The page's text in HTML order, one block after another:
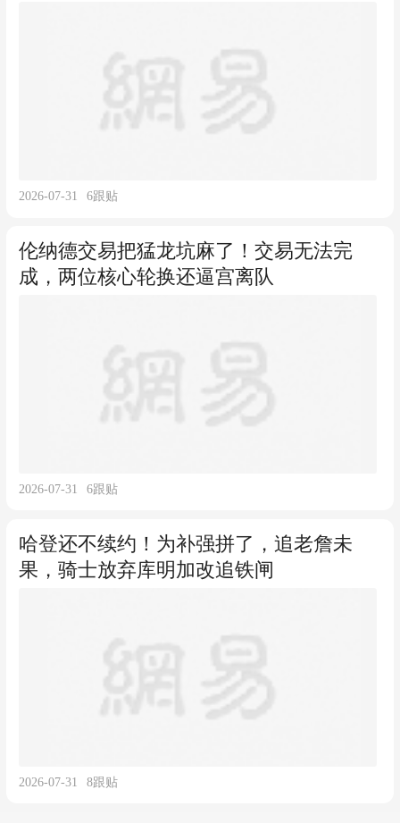
2026-07-31 6跟贴
伦纳德交易把猛龙坑麻了！交易无法完
成，两位核心轮换还逼宫离队
2026-07-31 6跟贴
哈登还不续约！为补强拼了，追老詹未
果，骑士放弃库明加改追铁闸
2026-07-31 8跟贴